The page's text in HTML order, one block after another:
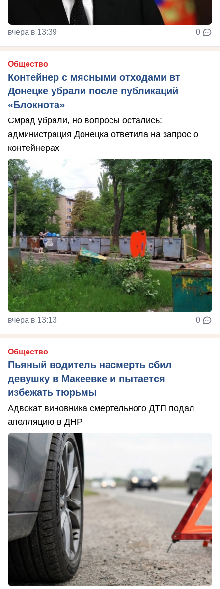
вчера в 13:39 0
Общество
Контейнер с мясными отходами вт
Донецке убрали после публикаций
«Блокнота»
Смрад убрали, но вопросы остались:
администрация Донецка ответила на запрос о
контейнерах
вчера в 13:13 0
Общество
Пьяный водитель насмерть сбил
девушку в Макеевке и пытается
избежать тюрьмы
Адвокат виновника смертельного ДТП подал
апелляцию в ДНР